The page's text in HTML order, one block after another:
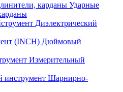
Ударные
Диэлектрический
Дюймовый
Измерительный
Шарнирно-